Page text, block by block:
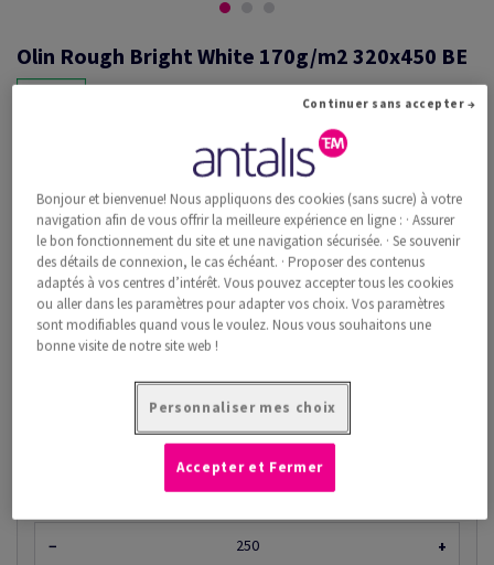
Olin Rough Bright White 170g/m2 320x450 BE
Olin, Rough, Bright White, mat, sans bois ECF, 170g/m2, 320mm x
450mm, SRA3, BE, Paquet de 250 feuilles, FSC Mix Credit
Information additionnelle
Recommander ce produit
Prix catalogue TVA incl.
CHF 351.76 33.56% Rabais
à partir de
CHF 233.71
− +
Bonjour et bienvenue! Nous appliquons des cookies (sans sucre) à votre
navigation afin de vous offrir la meilleure expérience en ligne : · Assurer
le bon fonctionnement du site et une navigation sécurisée. · Se souvenir
des détails de connexion, le cas échéant. · Proposer des contenus
adaptés à vos centres d’intérêt. Vous pouvez accepter tous les cookies
ou aller dans les paramètres pour adapter vos choix. Vos paramètres
sont modifiables quand vous le voulez. Nous vous souhaitons une
bonne visite de notre site web !
Personnaliser mes choix
Continuer sans accepter →
Accepter et Fermer